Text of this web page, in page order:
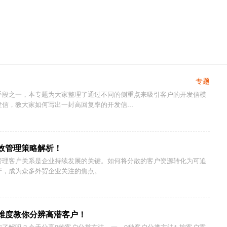
专题
之一，本专题为大家整理了通过不同的侧重点来吸引客户的开发信模
，教大家如何写出一封高回复率的开发信...
理策略解析！
客户关系是企业持续发展的关键。如何将分散的客户资源转化为可追
成为众多外贸企业关注的焦点。
教你分辨高潜客户！